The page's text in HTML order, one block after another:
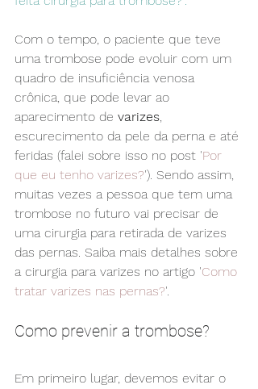
Com o tempo, o paciente que teve
uma trombose pode evoluir com um
quadro de insuficiência venosa
crônica, que pode levar ao
aparecimento de varizes,
escurecimento da pele da perna e até
feridas (falei sobre isso no post 'Por
que eu tenho varizes?'). Sendo assim,
muitas vezes a pessoa que tem uma
trombose no futuro vai precisar de
uma cirurgia para retirada de varizes
das pernas. Saiba mais detalhes sobre
a cirurgia para varizes no artigo 'Como
tratar varizes nas pernas?'.
Como prevenir a trombose?
Em primeiro lugar, devemos evitar o